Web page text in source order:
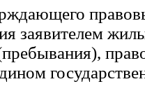
заявителем